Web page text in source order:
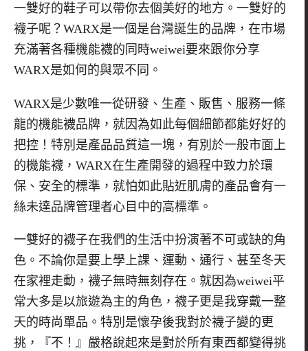
一雙好的鞋子可以帶你去個美好的地方。一雙好的
襪子呢？ WARX是一個是台灣誕生的品牌，在市場
充滿著各種機能襪的同時weiwei要來跟你分享
WARX是如何的與眾不同。
WARX是少數唯一從研發、生產、販售、服務一條
龍的機能襪品牌，就因為如此每個細節都能好好的
把控！特別是產品品質這一塊，有別於一般市面上
的機能襪， WARX在生產開發的過程中致力於環
保、安全的標準，就怕如此貼近肌膚的產品會有一
絲未達品牌管理者心目中的高標準。
一雙好的襪子在我們的生活中扮演著不可或缺的角
色。不論你是要上學上課、運動、通行、甚至冬天
在家裡走動，襪子無時無刻存在。就因為weiwei平
常大多是以旅遊為主的角色，襪子更是我穿戴一整
天的時尚單品。特別是懷孕後我對於襪子變的更
挑，『不！』嚴格說起來是對於所有東西都變得挑